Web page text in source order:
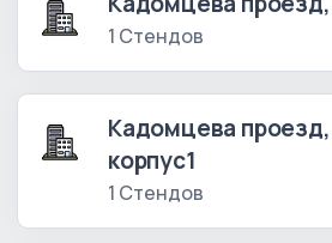
1 Стендов
Кадомцева
корпус1
1 Стендов